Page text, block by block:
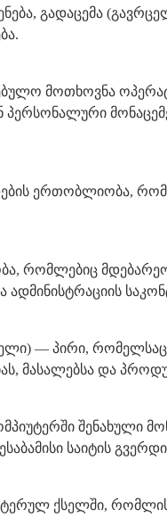
გადაცემა
მოთხოვნა
ერთობლიობა,
რომლებიც
— პირი,
მასალებსა და
შენახული
საიტის
ქსელში,